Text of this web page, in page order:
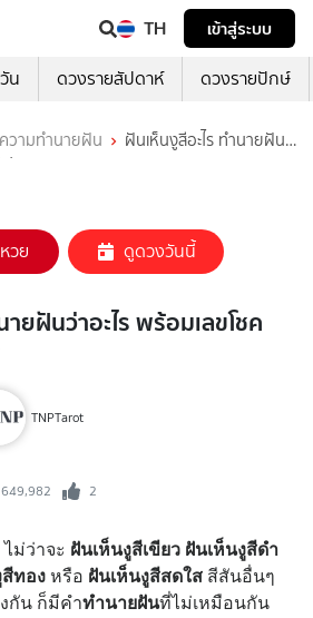
TH
เข้าสู่ระบบ
น ดวงรายสัปดาห์ ดวงรายปักษ์
วามทำนายฝัน
ฝันเห็นงูสีอะไร ทำนายฝัน
เดต 2569
วย ดูดวงวันนี้
ยฝันว่าอะไร พร้อมเลขโชค
TNPTarot
649,982 2
ไม่ว่าจะ ฝันเห็นงูสีเขียว ฝันเห็นงูสีดำ
สีทอง หรือ ฝันเห็นงูสีสดใส สีสันอื่นๆ
กัน ก็มีคำทำนายฝันที่ไม่เหมือนกัน